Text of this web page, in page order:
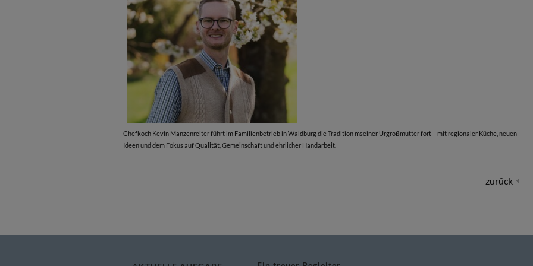
Chefkoch Kevin Manzenreiter führt im Familienbetrieb in Waldburg die Tradition mseiner Urgroßmutter fort – mit regionaler Küche, neuen
Ideen und dem Fokus auf Qualität, Gemeinschaft und ehrlicher Handarbeit.
zurück